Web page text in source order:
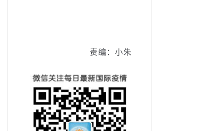
责编：小朱